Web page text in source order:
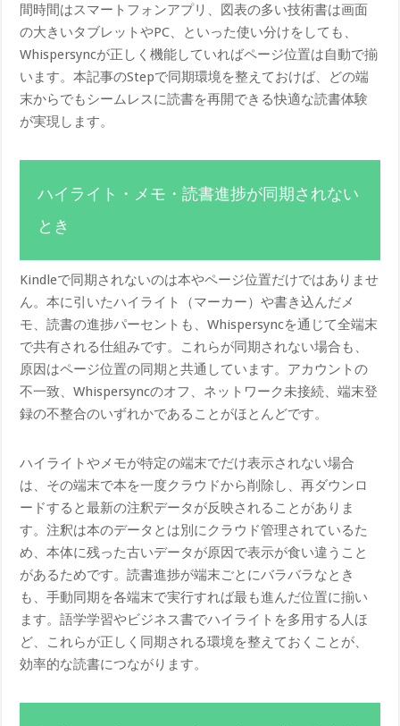
間時間はスマートフォンアプリ、図表の多い技術書は画面
の大きいタブレットやPC、といった使い分けをしても、
Whispersyncが正しく機能していればページ位置は自動で揃
います。本記事のStepで同期環境を整えておけば、どの端
末からでもシームレスに読書を再開できる快適な読書体験
が実現します。
ハイライト・メモ・読書進捗が同期されない
とき
Kindleで同期されないのは本やページ位置だけではありませ
ん。本に引いたハイライト（マーカー）や書き込んだメ
モ、読書の進捗パーセントも、Whispersyncを通じて全端末
で共有される仕組みです。これらが同期されない場合も、
原因はページ位置の同期と共通しています。アカウントの
不一致、Whispersyncのオフ、ネットワーク未接続、端末登
録の不整合のいずれかであることがほとんどです。
ハイライトやメモが特定の端末でだけ表示されない場合
は、その端末で本を一度クラウドから削除し、再ダウンロ
ードすると最新の注釈データが反映されることがありま
す。注釈は本のデータとは別にクラウド管理されているた
め、本体に残った古いデータが原因で表示が食い違うこと
があるためです。読書進捗が端末ごとにバラバラなとき
も、手動同期を各端末で実行すれば最も進んだ位置に揃い
ます。語学学習やビジネス書でハイライトを多用する人ほ
ど、これらが正しく同期される環境を整えておくことが、
効率的な読書につながります。